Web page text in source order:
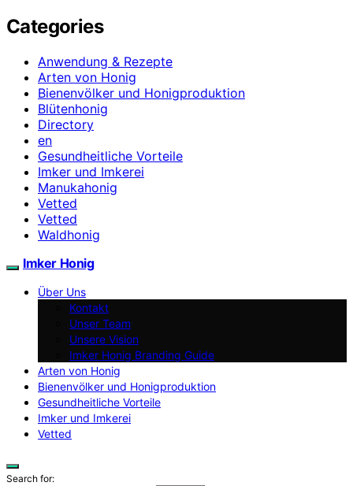
Categories
Anwendung & Rezepte
Arten von Honig
Bienenvölker und Honigproduktion
Blütenhonig
Directory
en
Gesundheitliche Vorteile
Imker und Imkerei
Manukahonig
Vetted
Vetted
Waldhonig
Imker Honig
Über Uns
Kontakt
Unser Team
Unsere Vision
Imker Honig Branding Guide
Arten von Honig
Bienenvölker und Honigproduktion
Gesundheitliche Vorteile
Imker und Imkerei
Vetted
Search for: